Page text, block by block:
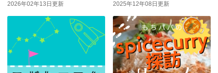
2026年02年13日更新 2025年12年08日更新